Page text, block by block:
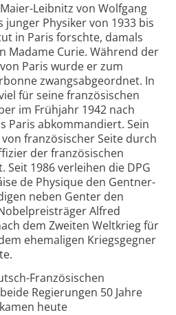
Leibnitz von Wolfgang
junger Physiker von 1933 bis
in Paris forschte, damals
Madame Curie. Während der
Paris wurde er zum
zwangsabgeordnet. In
für seine französischen
im Frühjahr 1942 nach
Paris abkommandiert. Sein
französischer Seite durch
der französischen
Seit 1986 verleihen die DPG
de Physique den Gentner-
neben Genter den
Alfred
dem Zweiten Weltkrieg für
ehemaligen Kriegsgegner
Französischen
Regierungen 50 Jahre
heute